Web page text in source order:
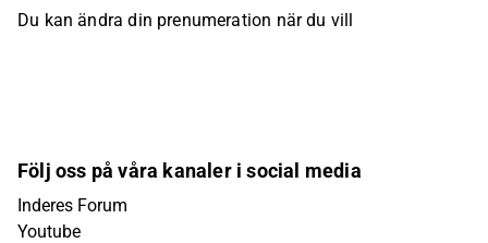
Du kan ändra din prenumeration när du vill
Följ oss på våra kanaler i social media
Inderes Forum
Youtube